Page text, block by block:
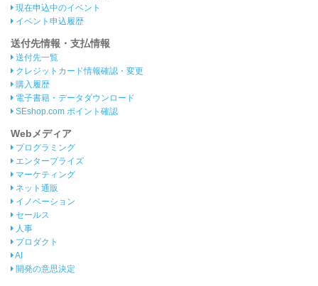
現在申込中のイベント
イベント申込履歴
送付先情報・支払情報
送付先一覧
クレジットカード情報確認・変更
購入履歴
電子書籍・データダウンロード
SEshop.com ポイント確認
Webメディア
プログラミング
エンタープライズ
マーケティング
ネット通販
イノベーション
セールス
人事
プロダクト
AI
開発の意思決定